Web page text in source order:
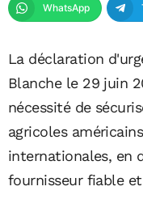
WhatsApp
La déclaration
Blanche le 29 juin
nécessité de
agricoles
internationales, en
fournisseur fiable